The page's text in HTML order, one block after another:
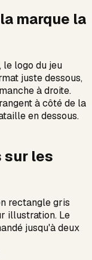
marque la
le logo du jeu
juste dessous,
à droite.
à côté de la
en dessous.
sur les
rectangle gris
illustration. Le
jusqu'à deux